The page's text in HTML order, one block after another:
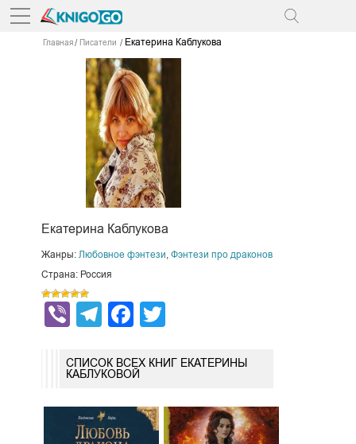
Главная Писатели Екатерина Каблукова
Екатерина Каблукова
Жанры: Любовное фэнтези, Фэнтези про драконов
Страна: Россия
ViberTelegram
Facebook
СПИСОК ВСЕХ КНИГ ЕКАТЕРИНЫ
КАБЛУКОВОЙ